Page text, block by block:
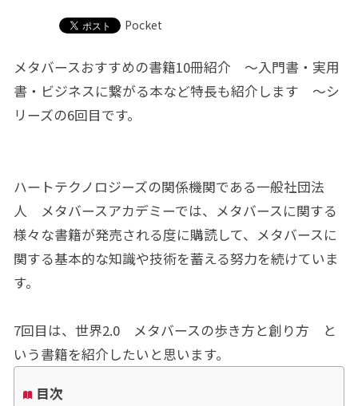
Pocket
メタバースおすすめの書籍10冊紹介 ～入門書・実用
書・ビジネスに繋がる本など特長も紹介します ～シ
リーズの6回目です。
ハートテクノロジーズの関係機関である一般社団法
人 メタバースアカデミーでは、メタバースに関する
様々な書籍が発売される度に購読して、メタバースに
関する基本的な知識や技術を蓄える努力を続けていま
す。
7回目は、世界2.0 メタバースの歩き方と創り方 と
いう書籍を紹介したいと思います。
目次